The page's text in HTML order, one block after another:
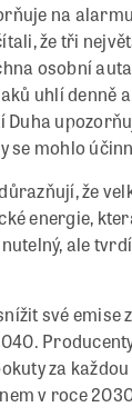
na
že tři
osobní
uhlí denně
Duha
se mohlo
že
energie,
ale
své
za
v roce